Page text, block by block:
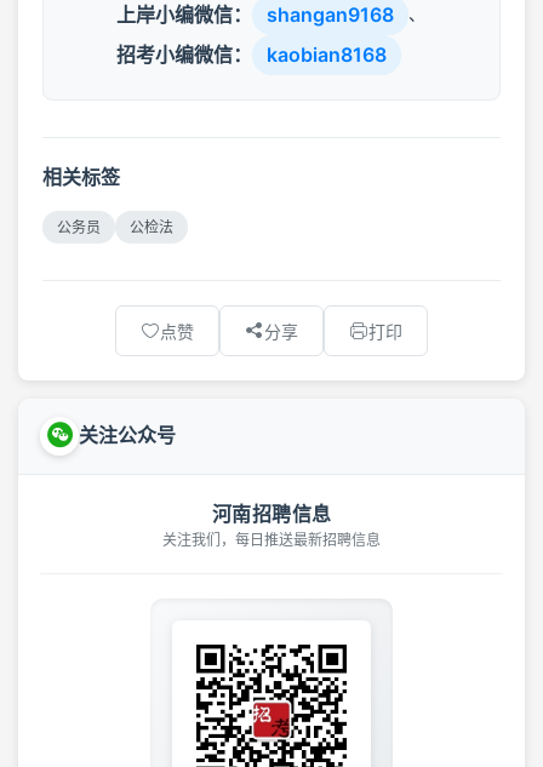
上岸小编微信： shangan9168 、
招考小编微信： kaobian8168
相关标签
公务员 公检法
点赞 分享 打印
关注公众号
河南招聘信息
关注我们，每日推送最新招聘信息